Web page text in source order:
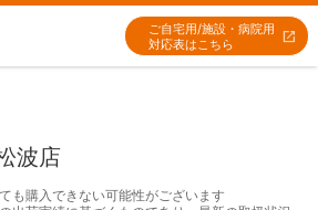
ご自宅用/施設・病院用
対応表はこちら
波店
も購入できない可能性がございます